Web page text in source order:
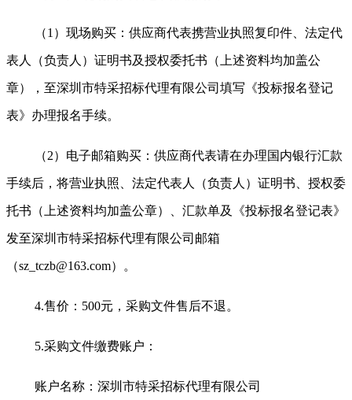
（1）现场购买：供应商代表携营业执照复印件、法定代
表人（负责人）证明书及授权委托书（上述资料均加盖公
章），至深圳市特采招标代理有限公司填写《投标报名登记
表》办理报名手续。
（2）电子邮箱购买：供应商代表请在办理国内银行汇款
手续后，将营业执照、法定代表人（负责人）证明书、授权委
托书（上述资料均加盖公章）、汇款单及《投标报名登记表》
发至深圳市特采招标代理有限公司邮箱
（sz_tczb@163.com）。
4.售价：500元，采购文件售后不退。
5.采购文件缴费账户：
账户名称：深圳市特采招标代理有限公司